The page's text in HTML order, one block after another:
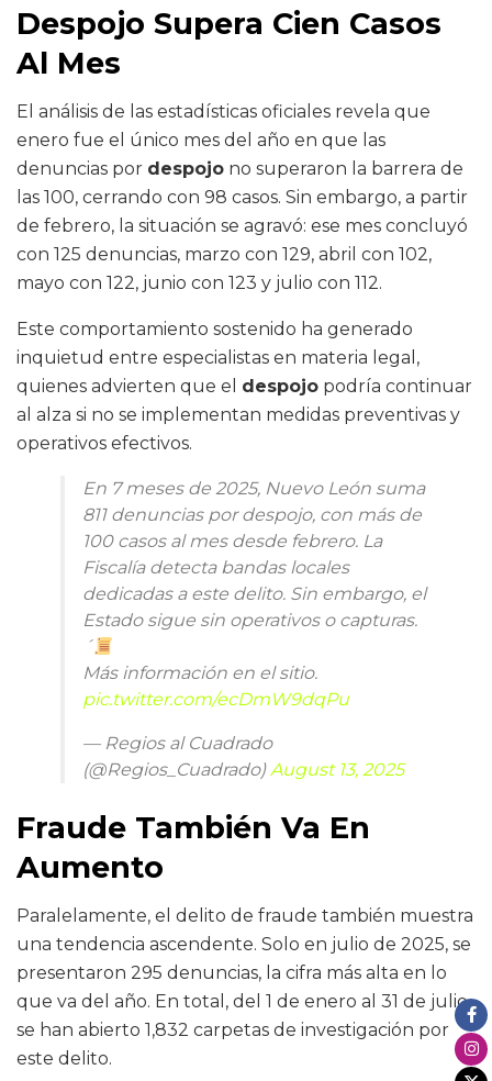
Despojo Supera Cien Casos
Al Mes
El análisis de las estadísticas oficiales revela que
enero fue el único mes del año en que las
denuncias por despojo no superaron la barrera de
las 100, cerrando con 98 casos. Sin embargo, a partir
de febrero, la situación se agravó: ese mes concluyó
con 125 denuncias, marzo con 129, abril con 102,
mayo con 122, junio con 123 y julio con 112.
Este comportamiento sostenido ha generado
inquietud entre especialistas en materia legal,
quienes advierten que el despojo podría continuar
al alza si no se implementan medidas preventivas y
operativos efectivos.
En 7 meses de 2025, Nuevo León suma
811 denuncias por despojo, con más de
100 casos al mes desde febrero. La
Fiscalía detecta bandas locales
dedicadas a este delito. Sin embargo, el
Estado sigue sin operativos o capturas.
´
Más información en el sitio.
pic.twitter.com/ecDmW9dqPu
— Regios al Cuadrado
(@Regios_Cuadrado)August 13, 2025
Fraude También Va En
Aumento
Paralelamente, el delito de fraude también muestra
una tendencia ascendente. Solo en julio de 2025, se
presentaron 295 denuncias, la cifra más alta en lo
que va del año. En total, del 1 de enero al 31 de julio,
se han abierto 1,832 carpetas de investigación por
este delito.